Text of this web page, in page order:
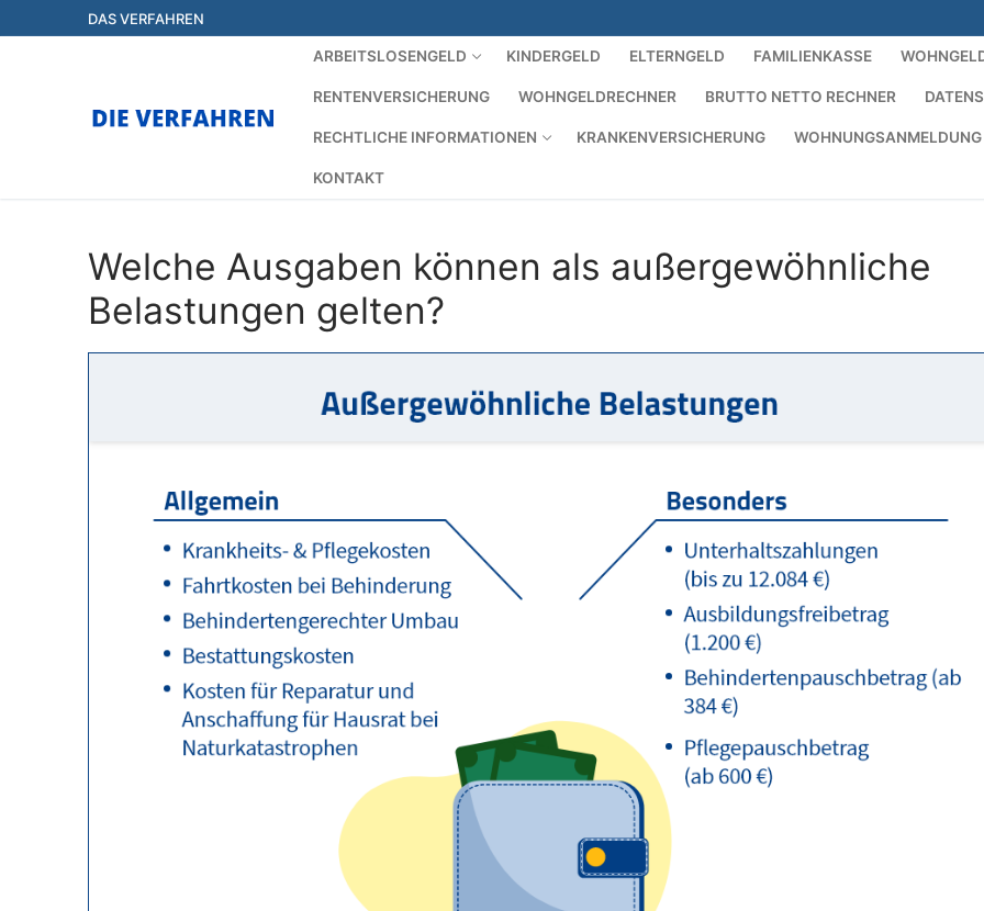
Inhalt
DAS VERFAHREN
ARBEITSLOSENGELD KINDERGELD ELTERNGELD FAMILIENKASSE
RENTENVERSICHERUNG WOHNGELDRECHNER BRUTTO NETTO RECHNER
RECHTLICHE INFORMATIONEN KRANKENVERSICHERUNG WOHNUNGSANMELDUNG
KONTAKT
Welche Ausgaben können als außergewöhnliche
Belastungen gelten?